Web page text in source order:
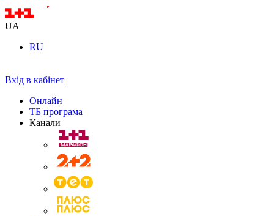
UA
RU
Вхід в кабінет
Онлайн
ТБ програма
Канали